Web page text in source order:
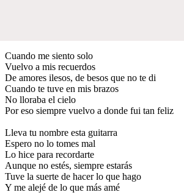
Cuando me siento solo
Vuelvo a mis recuerdos
De amores ilesos, de besos que no te di
Cuando te tuve en mis brazos
No lloraba el cielo
Por eso siempre vuelvo a donde fui tan feliz
Lleva tu nombre esta guitarra
Espero no lo tomes mal
Lo hice para recordarte
Aunque no estés, siempre estarás
Tuve la suerte de hacer lo que hago
Y me alejé de lo que más amé